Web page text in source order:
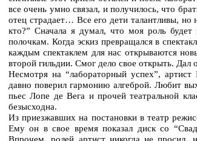
все очень умно связал, и получилось, что
отец страдает… Все его дети талантливы,
кто?” Сначала я думал, что моя роль
полочкам. Когда эскиз превращался в
каждым спектаклем для нас открываются
второй гильдии. Смог дело свое открыть.
Несмотря на “лабораторный успех”,
давно поверил гармонию алгеброй. Любит
пьес Лопе де Вега и прочей театральной
безысходна.
Из приезжавших на постановки в театр
Ему он в свое время показал диск со
Впрочем, ролей артист никогда не просил,